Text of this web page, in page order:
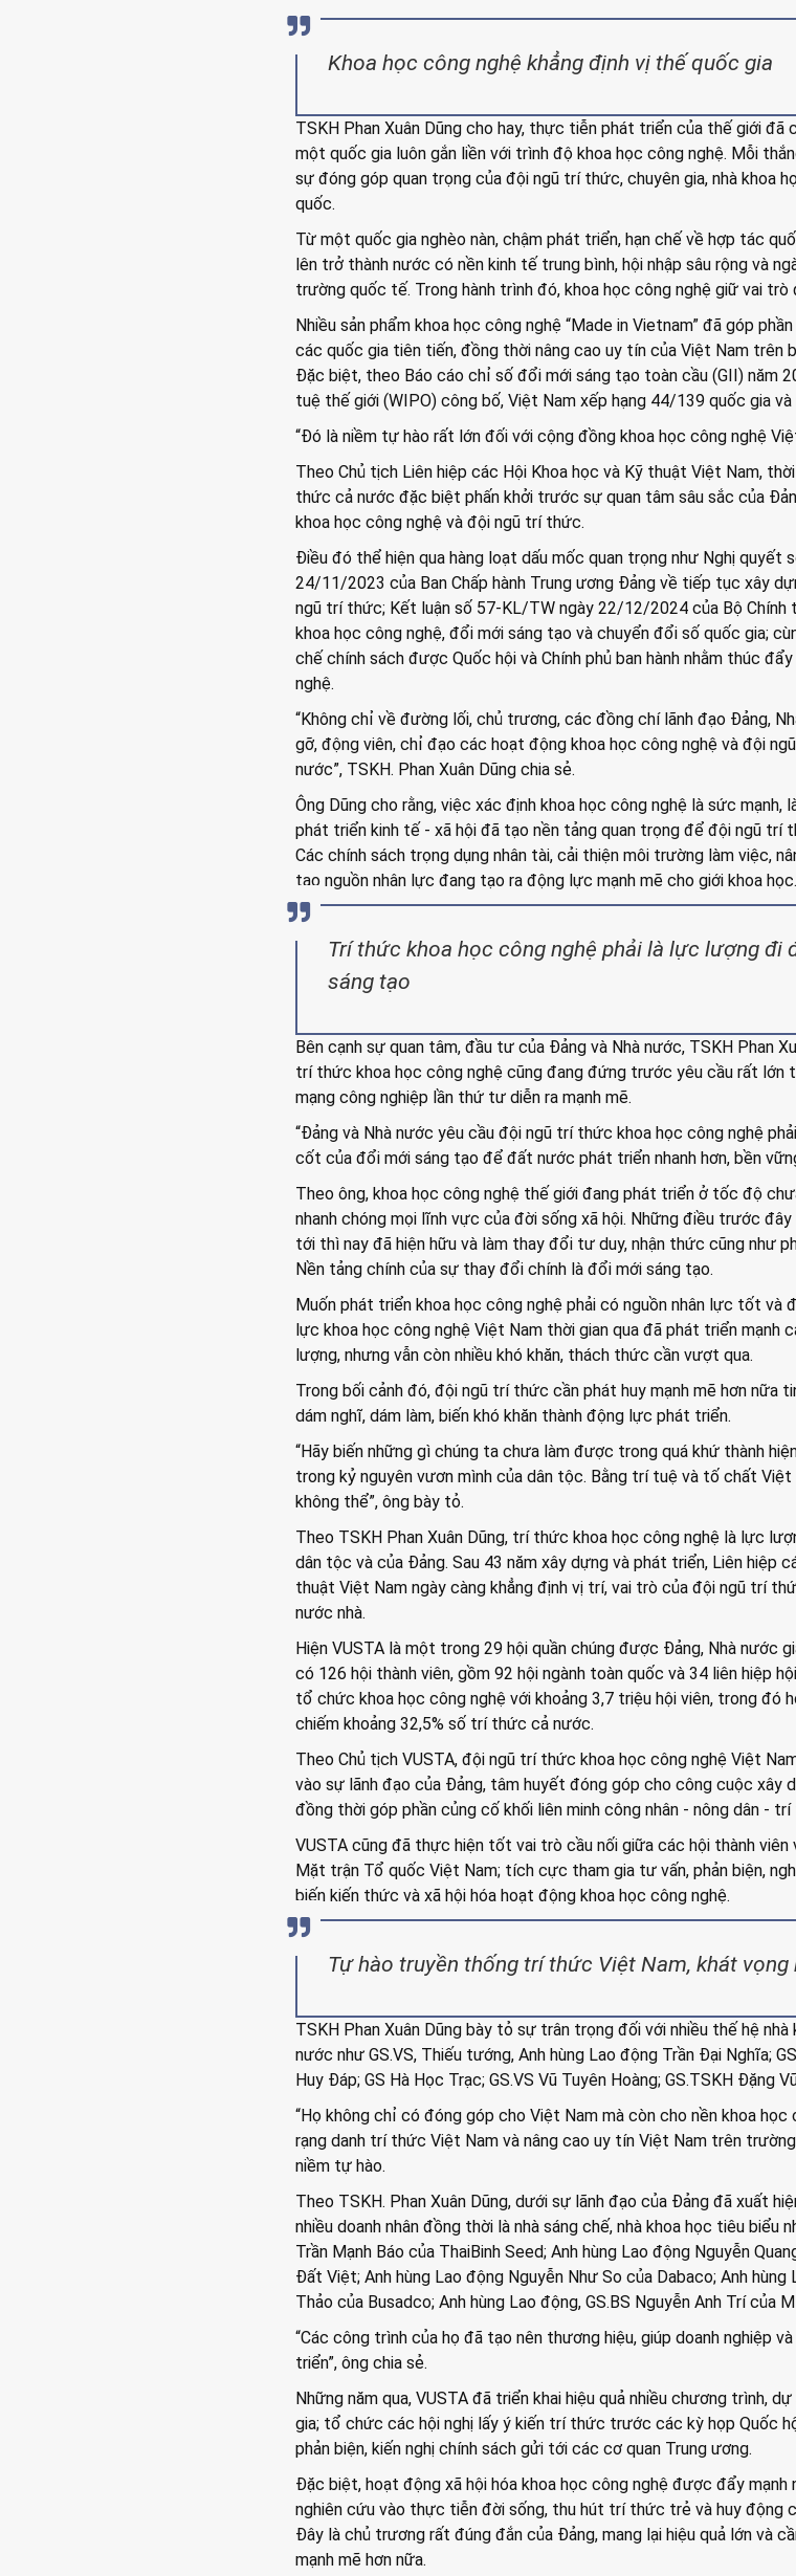
Khoa học công nghệ khẳng định vị thế quốc gia
TSKH Phan Xuân Dũng cho hay, thực tiễn phát triển của thế giới đã
một quốc gia luôn gắn liền với trình độ khoa học công nghệ. Mỗi
sự đóng góp quan trọng của đội ngũ trí thức, chuyên gia, nhà khoa
quốc.
Từ một quốc gia nghèo nàn, chậm phát triển, hạn chế về hợp tác
lên trở thành nước có nền kinh tế trung bình, hội nhập sâu rộng và
trường quốc tế. Trong hành trình đó, khoa học công nghệ giữ vai trò
Nhiều sản phẩm khoa học công nghệ “Made in Vietnam” đã góp
các quốc gia tiên tiến, đồng thời nâng cao uy tín của Việt Nam trên
Đặc biệt, theo Báo cáo chỉ số đổi mới sáng tạo toàn cầu (GII) năm
tuệ thế giới (WIPO) công bố, Việt Nam xếp hạng 44/139 quốc gia và
“Đó là niềm tự hào rất lớn đối với cộng đồng khoa học công nghệ
Theo Chủ tịch Liên hiệp các Hội Khoa học và Kỹ thuật Việt Nam,
thức cả nước đặc biệt phấn khởi trước sự quan tâm sâu sắc của
khoa học công nghệ và đội ngũ trí thức.
Điều đó thể hiện qua hàng loạt dấu mốc quan trọng như Nghị quyết
24/11/2023 của Ban Chấp hành Trung ương Đảng về tiếp tục xây
ngũ trí thức; Kết luận số 57-KL/TW ngày 22/12/2024 của Bộ
khoa học công nghệ, đổi mới sáng tạo và chuyển đổi số quốc gia;
chế chính sách được Quốc hội và Chính phủ ban hành nhằm thúc
nghệ.
“Không chỉ về đường lối, chủ trương, các đồng chí lãnh đạo Đảng,
gỡ, động viên, chỉ đạo các hoạt động khoa học công nghệ và đội
nước”, TSKH. Phan Xuân Dũng chia sẻ.
Ông Dũng cho rằng, việc xác định khoa học công nghệ là sức
phát triển kinh tế - xã hội đã tạo nền tảng quan trọng để đội ngũ trí
Các chính sách trọng dụng nhân tài, cải thiện môi trường làm việc,
tạo nguồn nhân lực đang tạo ra động lực mạnh mẽ cho giới khoa học.
Trí thức khoa học công nghệ phải là lực lượng đi
sáng tạo
Bên cạnh sự quan tâm, đầu tư của Đảng và Nhà nước, TSKH Phan
trí thức khoa học công nghệ cũng đang đứng trước yêu cầu rất lớn
mạng công nghiệp lần thứ tư diễn ra mạnh mẽ.
“Đảng và Nhà nước yêu cầu đội ngũ trí thức khoa học công nghệ
cốt của đổi mới sáng tạo để đất nước phát triển nhanh hơn, bền vững
Theo ông, khoa học công nghệ thế giới đang phát triển ở tốc độ
nhanh chóng mọi lĩnh vực của đời sống xã hội. Những điều trước
tới thì nay đã hiện hữu và làm thay đổi tư duy, nhận thức cũng như
Nền tảng chính của sự thay đổi chính là đổi mới sáng tạo.
Muốn phát triển khoa học công nghệ phải có nguồn nhân lực tốt và
lực khoa học công nghệ Việt Nam thời gian qua đã phát triển mạnh
lượng, nhưng vẫn còn nhiều khó khăn, thách thức cần vượt qua.
Trong bối cảnh đó, đội ngũ trí thức cần phát huy mạnh mẽ hơn nữa
dám nghĩ, dám làm, biến khó khăn thành động lực phát triển.
“Hãy biến những gì chúng ta chưa làm được trong quá khứ thành
trong kỷ nguyên vươn mình của dân tộc. Bằng trí tuệ và tố chất
không thể”, ông bày tỏ.
Theo TSKH Phan Xuân Dũng, trí thức khoa học công nghệ là lực
dân tộc và của Đảng. Sau 43 năm xây dựng và phát triển, Liên hiệp
thuật Việt Nam ngày càng khẳng định vị trí, vai trò của đội ngũ trí
nước nhà.
Hiện VUSTA là một trong 29 hội quần chúng được Đảng, Nhà nước
có 126 hội thành viên, gồm 92 hội ngành toàn quốc và 34 liên hiệp
tổ chức khoa học công nghệ với khoảng 3,7 triệu hội viên, trong đó
chiếm khoảng 32,5% số trí thức cả nước.
Theo Chủ tịch VUSTA, đội ngũ trí thức khoa học công nghệ Việt
vào sự lãnh đạo của Đảng, tâm huyết đóng góp cho công cuộc xây
đồng thời góp phần củng cố khối liên minh công nhân - nông dân -
VUSTA cũng đã thực hiện tốt vai trò cầu nối giữa các hội thành viên
Mặt trận Tổ quốc Việt Nam; tích cực tham gia tư vấn, phản biện,
biến kiến thức và xã hội hóa hoạt động khoa học công nghệ.
Tự hào truyền thống trí thức Việt Nam, khát vọng
TSKH Phan Xuân Dũng bày tỏ sự trân trọng đối với nhiều thế hệ
nước như GS.VS, Thiếu tướng, Anh hùng Lao động Trần Đại Nghĩa;
Huy Đáp; GS Hà Học Trạc; GS.VS Vũ Tuyên Hoàng; GS.TSKH Đặng
“Họ không chỉ có đóng góp cho Việt Nam mà còn cho nền khoa học
rạng danh trí thức Việt Nam và nâng cao uy tín Việt Nam trên
niềm tự hào.
Theo TSKH. Phan Xuân Dũng, dưới sự lãnh đạo của Đảng đã xuất
nhiều doanh nhân đồng thời là nhà sáng chế, nhà khoa học tiêu biểu
Trần Mạnh Báo của ThaiBinh Seed; Anh hùng Lao động Nguyễn
Đất Việt; Anh hùng Lao động Nguyễn Như So của Dabaco; Anh
Thảo của Busadco; Anh hùng Lao động, GS.BS Nguyễn Anh Trí của
“Các công trình của họ đã tạo nên thương hiệu, giúp doanh nghiệp
triển”, ông chia sẻ.
Những năm qua, VUSTA đã triển khai hiệu quả nhiều chương trình,
gia; tổ chức các hội nghị lấy ý kiến trí thức trước các kỳ họp Quốc
phản biện, kiến nghị chính sách gửi tới các cơ quan Trung ương.
Đặc biệt, hoạt động xã hội hóa khoa học công nghệ được đẩy mạnh
nghiên cứu vào thực tiễn đời sống, thu hút trí thức trẻ và huy động
Đây là chủ trương rất đúng đắn của Đảng, mang lại hiệu quả lớn và
mạnh mẽ hơn nữa.